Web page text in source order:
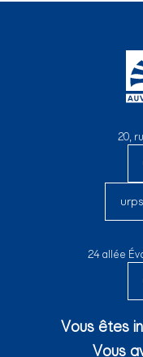
20,
24 allée
Vous êtes
Vous